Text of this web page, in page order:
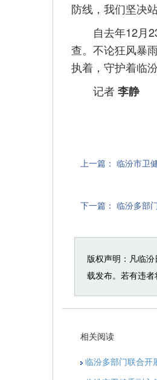
防线，我们坚决
自去年12月23
查。不论狂风暴
执着，守护着临
记者李静
上一篇： 临汾市卫
下一篇： 临汾多部
版权声明：凡临
载发布。若有违者
相关阅读
临汾多部门联合开